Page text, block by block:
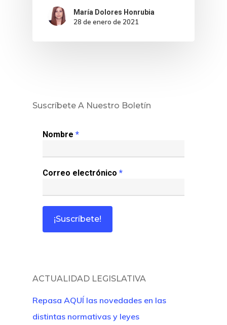
María Dolores Honrubia
28 de enero de 2021
Suscríbete A Nuestro Boletín
Nombre *
Correo electrónico *
ACTUALIDAD LEGISLATIVA
Repasa AQUÍ las novedades en las
distintas normativas y leyes
Inicio
¿Quiénes